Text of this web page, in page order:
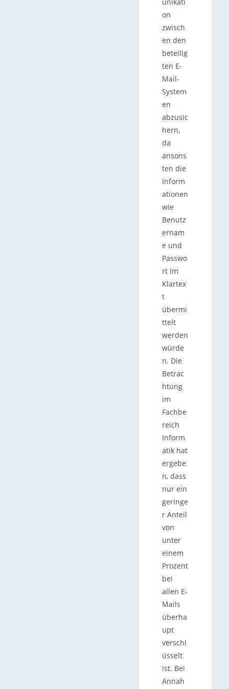
on
zwisch
en den
beteilig
ten E-
Mail-
System
en
abzusic
hern,
da
ansons
ten die
Inform
ationen
wie
Benutz
ernam
e und
Passwo
rt im
Klartex
t
übermi
ttelt
werden
würde
n. Die
Betrac
htung
im
Fachbe
reich
Inform
atik hat
ergebe
n, dass
nur ein
geringe
r Anteil
von
unter
einem
Prozent
bei
allen E-
Mails
überha
upt
verschl
üsselt
ist. Bei
Annah